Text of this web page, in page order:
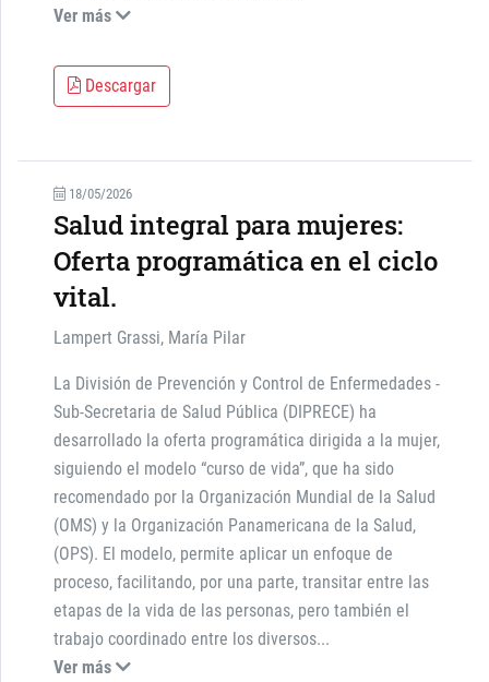
Ver más
Descargar
18/05/2026
Salud integral para mujeres:
Oferta programática en el ciclo
vital.
Lampert Grassi, María Pilar
La División de Prevención y Control de Enfermedades -
Sub-Secretaria de Salud Pública (DIPRECE) ha
desarrollado la oferta programática dirigida a la mujer,
siguiendo el modelo “curso de vida”, que ha sido
recomendado por la Organización Mundial de la Salud
(OMS) y la Organización Panamericana de la Salud,
(OPS). El modelo, permite aplicar un enfoque de
proceso, facilitando, por una parte, transitar entre las
etapas de la vida de las personas, pero también el
trabajo coordinado entre los diversos...
Ver más